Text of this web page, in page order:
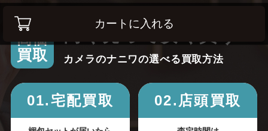
カートに入れる
高価
買取
高く売って安く買う！
カメラのナニワの選べる買取方法
01.宅配買取 02.店頭買取